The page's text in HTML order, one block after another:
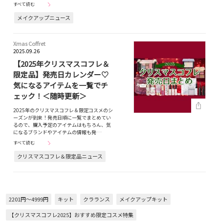
すべて読む
メイクアップニュース
Xmas Coffret
2025.09.26
【2025年クリスマスコフレ＆
限定品】発売日カレンダー♡
気になるアイテムを一覧でチ
ェック！＜随時更新＞
2025年のクリスマスコフレ＆限定コスメのシ
ーズンが到来！発売日順に一覧でまとめてい
るので、購入予定のアイテムはもちろん、気
になるブランドやアイテムの情報も発…
すべて読む
クリスマスコフレ＆限定品ニュース
2201円～4999円 キット クラランス
メイクアップキット
【クリスマスコフレ2025】おすすめ限定コスメ特集